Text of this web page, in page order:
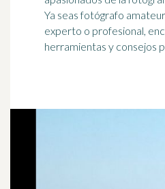
Ya seas fotógrafo
experto o profesional,
herramientas y consejos